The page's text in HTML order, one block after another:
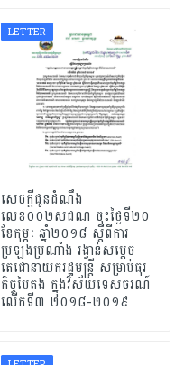
LETTER
សេចក្តីជូនដំណឹង
លេខ០០២សជណ ចុះថ្ងៃទី២០
ខែកុម្ភៈ ឆ្នាំ២០១៨ ស្តីពីការ
ប្រឡងប្រណាំង រង្វាន់សម្តេច
តេជោនាយករដ្ឋមន្ត្រី សម្រាប់ធុរ
កិច្ចបៃតង ក្នុងវិស័យទេសចរណ៍
លើកទី៣ ២០១៨-២០១៩